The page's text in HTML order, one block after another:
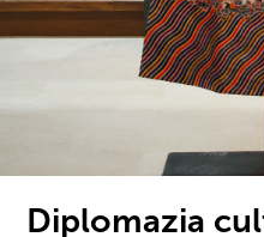
Diplomazia